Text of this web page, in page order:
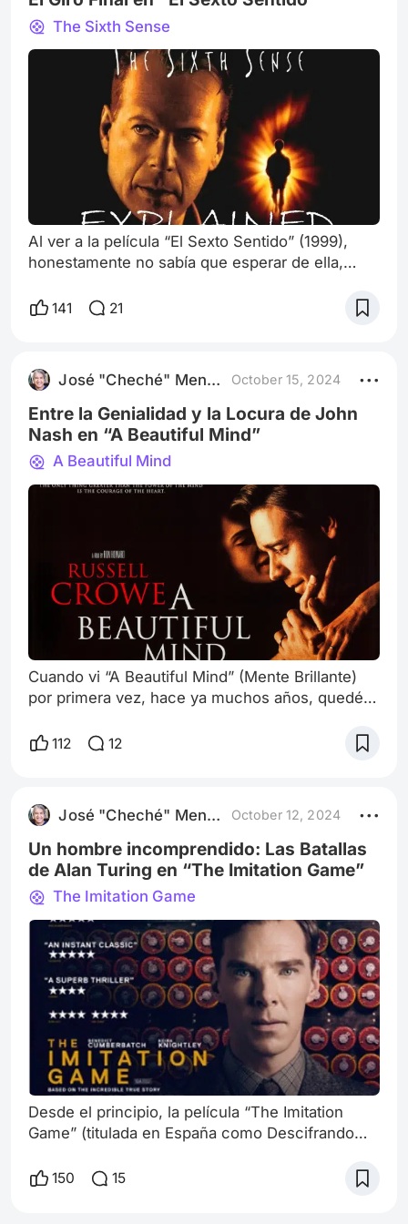
The Sixth Sense
Al ver a la película “El Sexto Sentido” (1999),
honestamente no sabía que esperar de ella,
acostumbrado Bruce Willis, así que pensé que
cambiando mis expectativas y me fueron
atrapando poco a poco… La película tenía una
atmósfera inquietante, llena de pequeños
detalles que,
141 21
José "Cheché" Mendoza October 15, 2024
Entre la Genialidad y la Locura de John
Nash en “A Beautiful Mind”
A Beautiful Mind
Cuando vi “A Beautiful Mind” (Mente Brillante)
por primera vez, hace ya muchos años, quedé
del matemático y ganador del premio Nobel de
hecho de que este genio matemático era
esquizofrénico… ¿cómo un genio matemático
puede ser esquizofrénico? o ¿cómo un
esquizofrénic
112 12
José "Cheché" Mendoza October 12, 2024
Un hombre incomprendido: Las Batallas
de Alan Turing en “The Imitation Game”
The Imitation Game
Desde el principio, la película “The Imitation
Game” (titulada en España como Descifrando
Enigma) me atrapo con la figura del matemático
150 15